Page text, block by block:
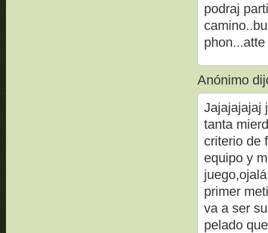
podraj
Anónimo
Jajajajajaj
tanta
criterio de
equipo y
primer
va a ser
pelado